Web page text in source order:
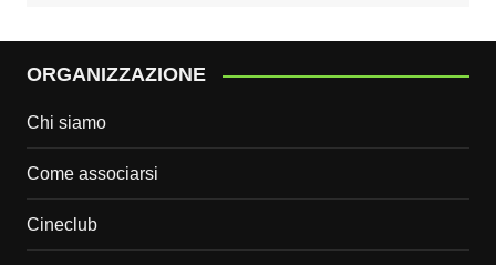
ORGANIZZAZIONE
Chi siamo
Come associarsi
Cineclub